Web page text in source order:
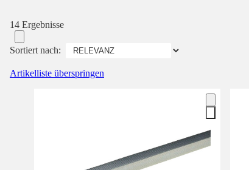
14 Ergebnisse
Sortiert nach:
Artikelliste überspringen